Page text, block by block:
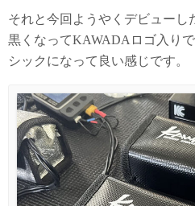
それと今回ようやくデビューし
黒くなってKAWADAロゴ入り
シックになって良い感じです。